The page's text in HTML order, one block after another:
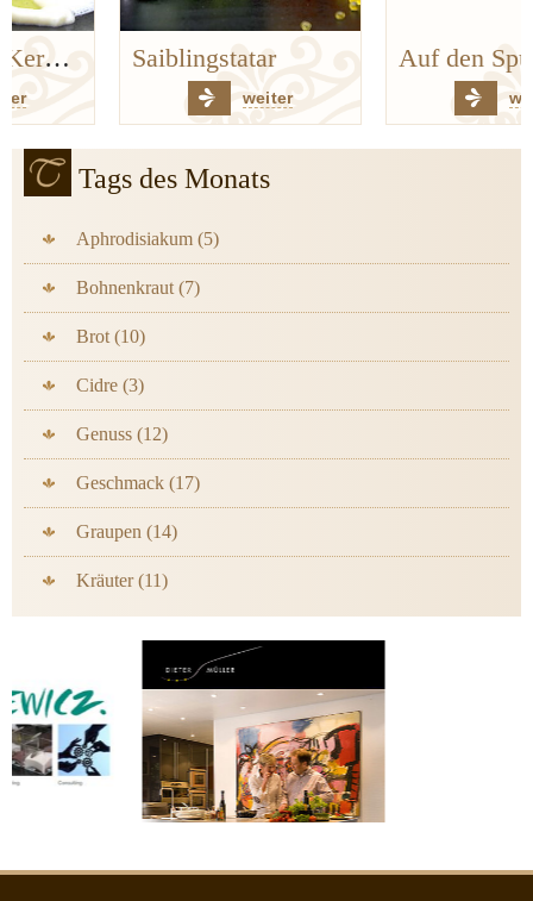
Saiblingstatar Auf den Spuren der Bergischen Küchenklassiker
Tags des Monats
Aphrodisiakum (5)
Bohnenkraut (7)
Brot (10)
Cidre (3)
Genuss (12)
Geschmack (17)
Graupen (14)
Kräuter (11)